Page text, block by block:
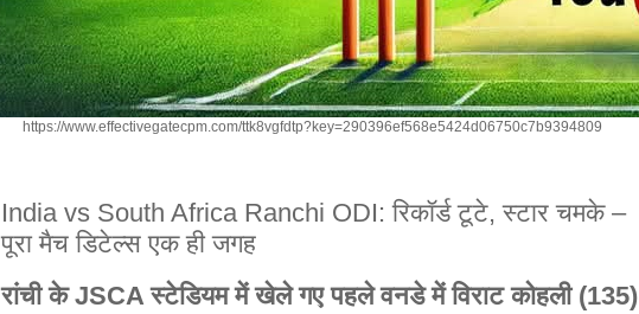
https://www.effectivegatecpm.com/ttk8vgfdtp?key=290396ef568e5424d06750c7b9394809
India vs South Africa Ranchi ODI: रिकॉर्ड टूटे, स्टार चमके –
पूरा मैच डिटेल्स एक ही जगह
रांची के JSCA स्टेडियम में खेले गए पहले वनडे में विराट कोहली (135)